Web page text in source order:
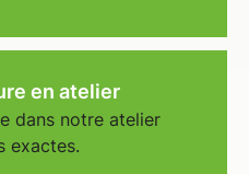
en atelier
dans notre atelier
exactes.